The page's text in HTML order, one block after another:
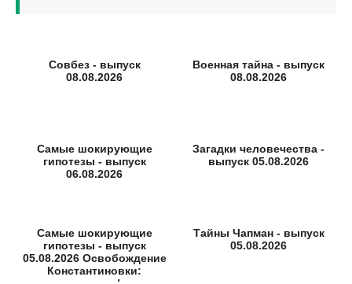
Совбез - выпуск
08.08.2026
Военная тайна - выпуск
08.08.2026
Самые шокирующие
гипотезы - выпуск
06.08.2026
Загадки человечества -
выпуск 05.08.2026
Самые шокирующие
гипотезы - выпуск
05.08.2026 Освобождение
Константиновки:
Тайны Чапман - выпуск
05.08.2026